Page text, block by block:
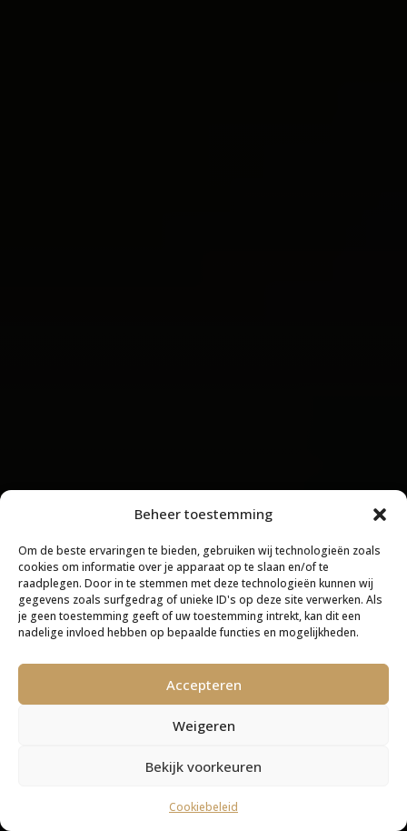
Beheer toestemming
Om de beste ervaringen te bieden, gebruiken wij technologieën zoals
cookies om informatie over je apparaat op te slaan en/of te
raadplegen. Door in te stemmen met deze technologieën kunnen wij
gegevens zoals surfgedrag of unieke ID's op deze site verwerken. Als
je geen toestemming geeft of uw toestemming intrekt, kan dit een
nadelige invloed hebben op bepaalde functies en mogelijkheden.
Accepteren
Weigeren
Bekijk voorkeuren
Cookiebeleid